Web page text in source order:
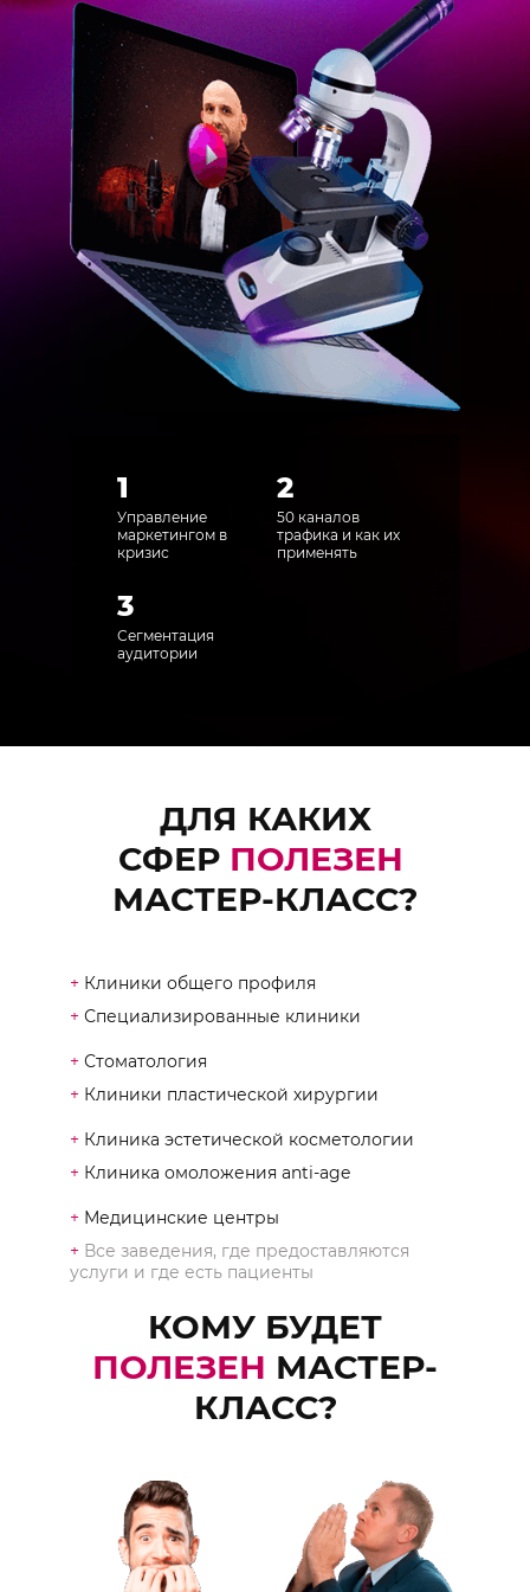
1
Управление
маркетингом в
кризис
2
50 каналов
трафика и как их
применять
3
Сегментация
аудитории
ДЛЯ КАКИХ
СФЕР ПОЛЕЗЕН
МАСТЕР-КЛАСС?
+ Клиники общего профиля
+ Специализированные клиники
+ Стоматология
+ Клиники пластической хирургии
+ Клиника эстетической косметологии
+ Клиника омоложения anti-age
+ Медицинские центры
+ Все заведения, где предоставляются
услуги и где есть пациенты
КОМУ БУДЕТ
ПОЛЕЗЕН МАСТЕР-
КЛАСС?